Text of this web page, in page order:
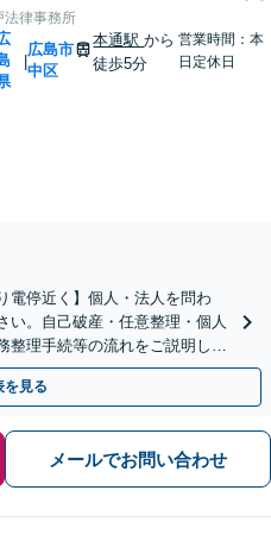
法律事務所
|
広島市
中区
本通駅から
徒歩5分
営業時間：本
日定休日
電停近く】個人・法人を問わ
い。自己破産・任意整理・個人
整理手続等の流れをご説明し、
を見る
メールでお問い合わせ